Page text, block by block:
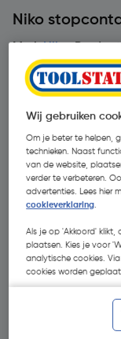
Niko
Wij gebruiken
Om je beter te helpen,
technieken. Naast
van de website,
verder te verbeteren.
advertenties. Lees hier
cookieverklaring.
Als je op 'Akkoord'
plaatsen. Kies je voor
analytische cookies.
cookies worden